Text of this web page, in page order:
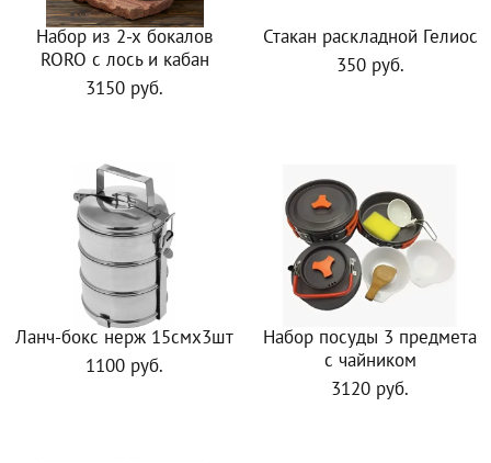
Набор из 2-х бокалов
RORO с лось и кабан
3150 руб.
Стакан раскладной Гелиос
350 руб.
Ланч-бокс нерж 15смх3шт
1100 руб.
Набор посуды 3 предмета
с чайником
3120 руб.